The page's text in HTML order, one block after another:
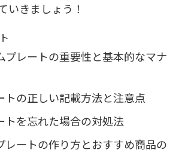
いきましょう！
プレートの重要性と基本的なマナ
トの正しい記載方法と注意点
トを忘れた場合の対処法
レートの作り方とおすすめ商品の